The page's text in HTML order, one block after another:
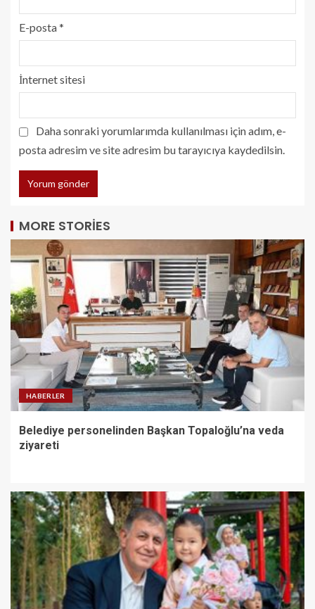
E-posta*
İnternet sitesi
Daha sonraki yorumlarımda kullanılması için adım, e-
posta adresim ve site adresim bu tarayıcıya kaydedilsin.
MORE STORIES
HABERLER
Belediye personelinden Başkan Topaloğlu’na veda
ziyareti